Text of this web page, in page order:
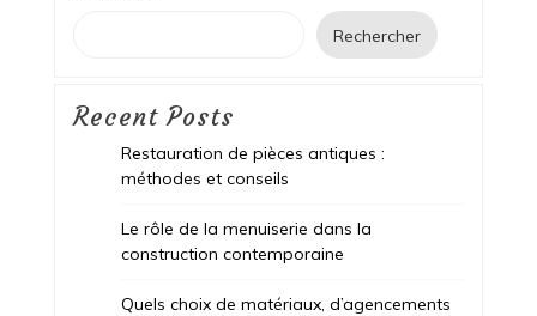
Rechercher
Recent Posts
Restauration de pièces antiques :
méthodes et conseils
Le rôle de la menuiserie dans la
construction contemporaine
Quels choix de matériaux, d’agencements